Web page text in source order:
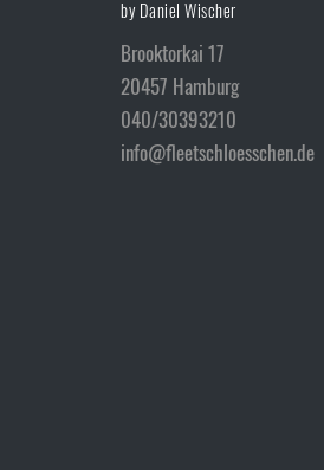
Brooktorkai 17
20457 Hamburg
040/30393210
info@fleetschloesschen.de